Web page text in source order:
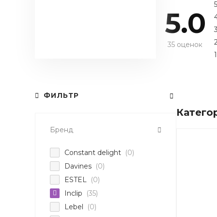
5.0
35 оценок
5
3
1
ФИЛЬТР
Бренд
Constant delight (0)
Davines (0)
ESTEL
(0)
Inclip
(35)
Lebel
(0)